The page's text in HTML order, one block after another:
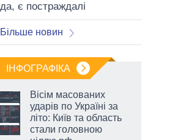
є постраждалі
Більше новин
ІНФОГРАФІКА
Вісім масованих
ударів по Україні за
літо: Київ та область
стали головною